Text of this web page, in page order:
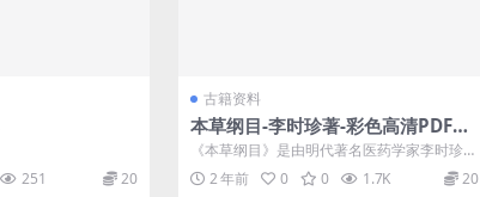
251 20
古籍资料
本草纲目-李时珍著-彩色高清PDF下
载
《本草纲目》是由明代著名医药学家李时珍所
撰的一部药学巨著。李时珍在嘉靖三十一年
（...2 年前 0 0 1.7K 20